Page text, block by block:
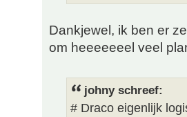
Dankjewel, ik ben er
om heeeeeeel veel
johny schreef:
# Draco eigenlijk